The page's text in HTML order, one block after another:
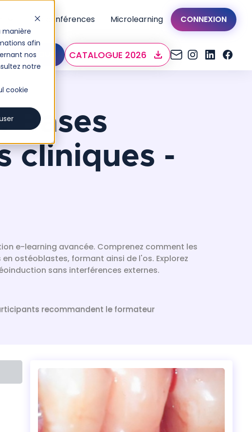
manière
afin
nos
notre
cookie
Nos conférences Microlearning CONNEXION
NOUS CATALOGUE 2026
Bases
cliniques -
e-learning avancée. Comprenez comment les
ostéoblastes, formant ainsi de l'os. Explorez
sans interférences externes.
recommandent le formateur